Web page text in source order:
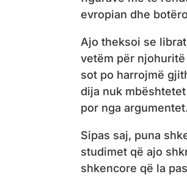
evropian dhe
Ajo theksoi se
vetëm për
sot po harrojmë
dija nuk
por nga argumentet.
Sipas saj, puna
studimet që ajo
shkencore që la